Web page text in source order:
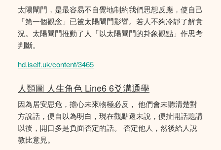
太陽閘門，是最容易不自覺地制約我們思想反應，使自己
「第一個觀念」已被太陽閘門影響。若人不夠冷靜了解實
況。太陽閘門推動了人「以太陽閘門的卦象觀點」作思考
判斷。
hd.iself.uk/content/3465
人類圖 人生角色 Line6 6爻溝通學
因為居安思危，擔心未來物極必反， 他們會未聽清楚對
方說話，便自以為明白，現在觀點還未說，便扯開話題講
以後，開口多是負面否定的話。 否定他人，然後給人說
教比意見。